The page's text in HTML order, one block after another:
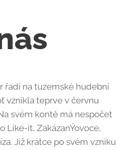
řadí na tuzemské hudební
vznikla teprve v červnu
svém kontě má nespočet
Like-it, ZakázanÝovoce,
Již krátce po svém vzniku